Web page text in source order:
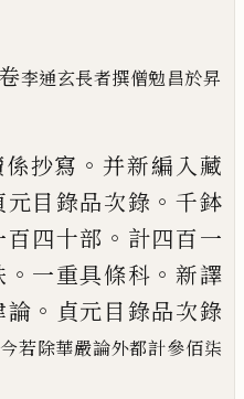
李通玄長者撰僧勉昌於昇
抄寫 。 并新編入藏
元目錄品次錄 。 千鉢
百四十部 。 計四百一
。 一重具條科 。 新譯
論 。 貞元目錄品次錄
今若除華嚴論外都計參佰柒